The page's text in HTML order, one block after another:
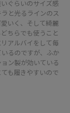
ぐらいのサイズ感
と光るラインのス
いく、そして綺麗
ちらでも使うこと
アルバイをして毎
るのですが、ふか
ン製が効いている
も履きやすいので